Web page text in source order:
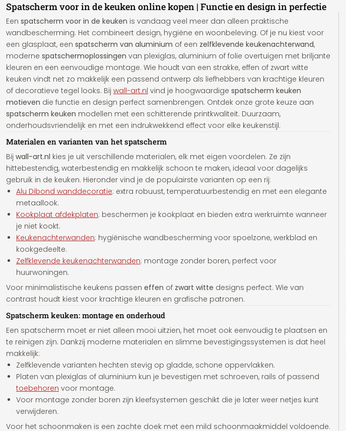
Spatscherm voor in de keuken online kopen | Functie en design in perfectie
Een spatscherm voor in de keuken is vandaag veel meer dan alleen praktische
wandbescherming. Het combineert design, hygiëne en woonbeleving. Of je nu kiest voor
een glasplaat, een spatscherm van aluminium of een zelfklevende keukenachterwand,
moderne spatschermoplossingen van plexiglas, aluminium of folie overtuigen met briljante
kleuren en een eenvoudige montage. Wie houdt van een strakke, effen of zwart witte
keuken vindt net zo makkelijk een passend ontwerp als liefhebbers van krachtige kleuren
of decoratieve tegel looks. Bij wall-art.nl vind je hoogwaardige spatscherm keuken
motieven die functie en design perfect samenbrengen. Ontdek onze grote keuze aan
spatscherm keuken modellen met een schitterende printkwaliteit. Duurzaam,
onderhoudsvriendelijk en met een indrukwekkend effect voor elke keukenstijl.
Materialen en varianten van het spatscherm
Bij wall-art.nl kies je uit verschillende materialen, elk met eigen voordelen. Ze zijn
hittebestendig, waterbestendig en makkelijk schoon te maken, ideaal voor dagelijks
gebruik in de keuken. Hieronder vind je de populairste varianten op een rij:
Alu Dibond wanddecoratie: extra robuust, temperatuurbestendig en met een elegante
metaallook.
Kookplaat afdekplaten: beschermen je kookplaat en bieden extra werkruimte wanneer
je niet kookt.
Keukenachterwanden: hygiënische wandbescherming voor spoelzone, werkblad en
kookgedeelte.
Zelfklevende keukenachterwanden: montage zonder boren, perfect voor
huurwoningen.
Voor minimalistische keukens passen effen of zwart witte designs perfect. Wie van
contrast houdt kiest voor krachtige kleuren en grafische patronen.
Spatscherm keuken: montage en onderhoud
Een spatscherm moet er niet alleen mooi uitzien, het moet ook eenvoudig te plaatsen en
te reinigen zijn. Dankzij moderne materialen en slimme bevestigingssystemen is dat heel
makkelijk:
Zelfklevende varianten hechten stevig op gladde, schone oppervlakken.
Platen van plexiglas of aluminium kun je bevestigen met schroeven, rails of passend
toebehoren voor montage.
Voor montage zonder boren zijn kleefsystemen geschikt die je later weer netjes kunt
verwijderen.
Voor het schoonmaken is een zachte doek met een mild schoonmaakmiddel voldoende.